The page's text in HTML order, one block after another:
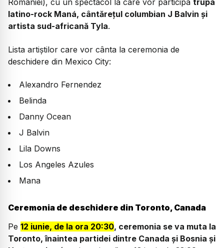
României), cu un spectacol la care vor participa trupa
latino-rock Maná, cântărețul columbian J Balvin și
artista sud-africană Tyla.
Lista artiștilor care vor cânta la ceremonia de
deschidere din Mexico City:
Alexandro Fernendez
Belinda
Danny Ocean
J Balvin
Lila Downs
Los Angeles Azules
Mana
Ceremonia de deschidere din Toronto, Canada
Pe 12 iunie, de la ora 20:30, ceremonia se va muta la
Toronto, înaintea partidei dintre Canada și Bosnia și